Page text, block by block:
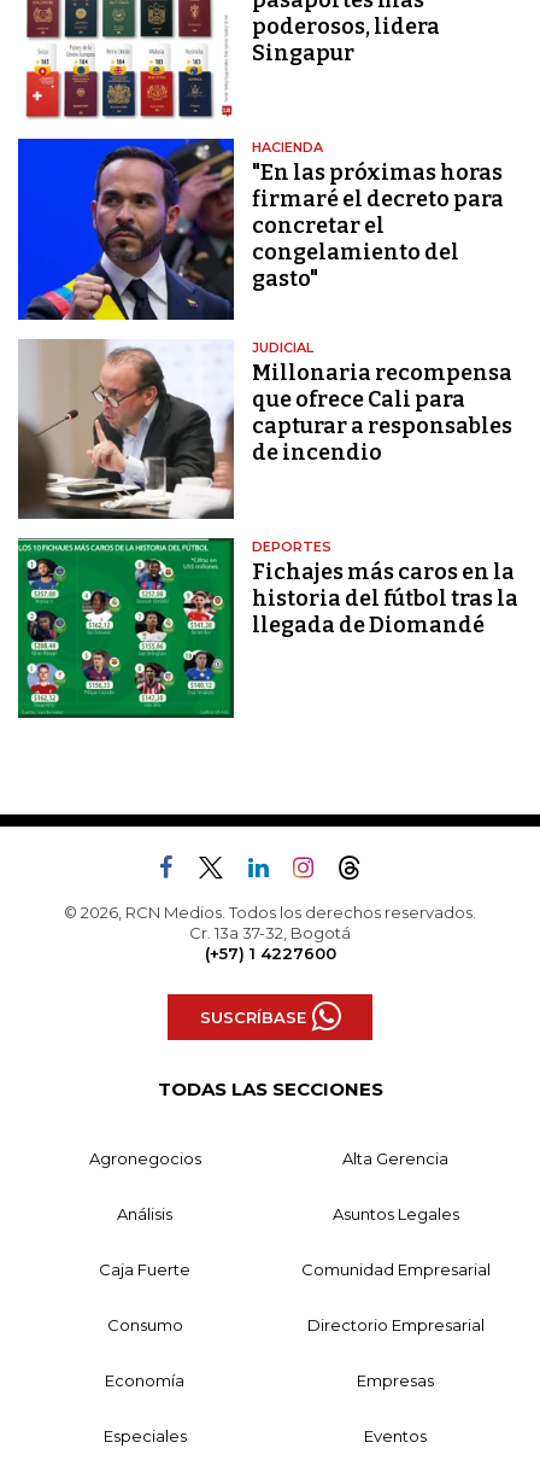
poderosos, lidera
Singapur
HACIENDA
"En las próximas horas
firmaré el decreto para
concretar el
congelamiento del
gasto"
JUDICIAL
Millonaria recompensa
que ofrece Cali para
capturar a responsables
de incendio
DEPORTES
Fichajes más caros en la
historia del fútbol tras la
llegada de Diomandé
© 2026, RCN Medios. Todos los derechos reservados.
Cr. 13a 37-32, Bogotá
(+57) 1 4227600
SUSCRÍBASE
TODAS LAS SECCIONES
Agronegocios Alta Gerencia
Análisis Asuntos Legales
Caja Fuerte Comunidad Empresarial
Consumo Directorio Empresarial
Economía Empresas
Especiales Eventos